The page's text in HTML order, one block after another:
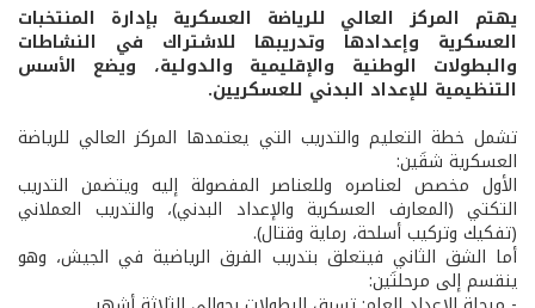
يهتم المركز العالي للرياضة العسكرية بإدارة المنتخبات
العسكرية وإعدادها وتدريبها للاشتراك في النشاطات
والبطولات الوطنية والإقليمية والدولية، ويضع الأسس
التنظيمية للإعداد البدني للعسكريين.
تشمل خطة التعليم والتدريب التي يعتمدها المركز العالي للرياضة
العسكرية شقَين:
الأول مخصص لعناصره وللعناصر المفصولة إليه ويتضمن التدريب
التكتي (المعارف العسكرية والإعداد البدني)، والتدريب العملاني
(تفكيك وتركيب أسلحة، رماية وقتال).
أما الشق الثاني فيتعلق بتدريب الفرق الرياضية في الجيش، وهو
ينقسم إلى مرحلتَين: